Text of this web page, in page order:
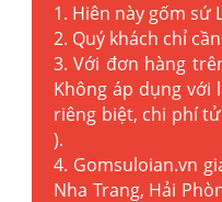
1. Hiên này gốm sứ
2. Quý khách chỉ
3. Với đơn hàng
Không áp dụng với
riêng biệt, chi phí
).
4. Gomsuloian.vn
Nha Trang, Hải